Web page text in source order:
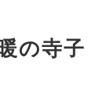
の寺子